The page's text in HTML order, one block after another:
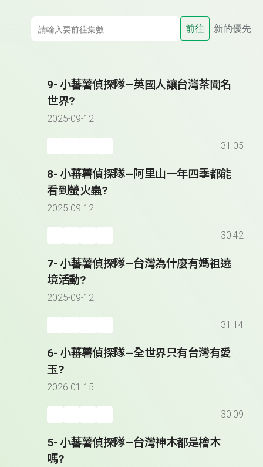
前往 新的優先
9- 小蕃薯偵探隊—英國人讓台灣茶聞名
世界?
2025-09-12
31:05
8- 小蕃薯偵探隊—阿里山一年四季都能
看到螢火蟲?
2025-09-12
30:42
7- 小蕃薯偵探隊—台灣為什麼有媽祖遶
境活動?
2025-09-12
31:14
6- 小蕃薯偵探隊—全世界只有台灣有愛
玉?
2026-01-15
30:09
5- 小蕃薯偵探隊—台灣神木都是檜木
嗎?